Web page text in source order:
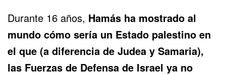
Durante 16 años, Hamás ha mostrado al
mundo cómo sería un Estado palestino en
el que (a diferencia de Judea y Samaria),
las Fuerzas de Defensa de Israel ya no